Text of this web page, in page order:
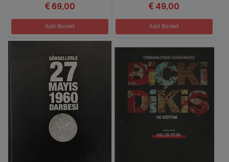
69,00
Add Basket
49,00
Add Basket